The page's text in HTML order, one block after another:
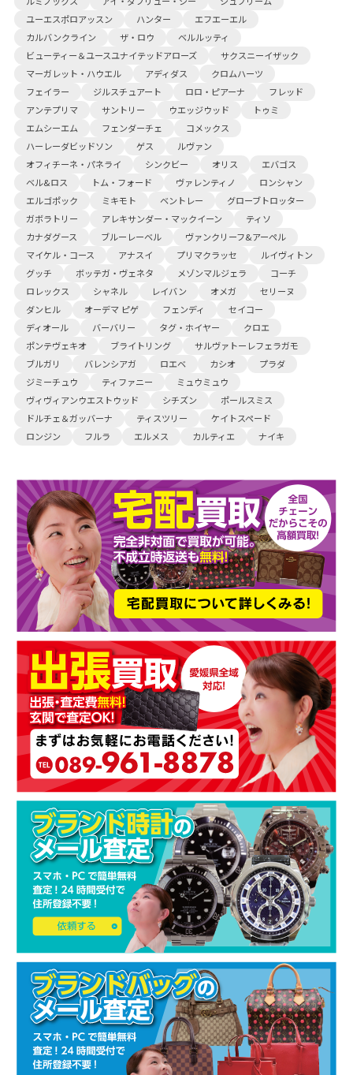
ユーエスポロアッスン
ハンター
エフエーエル
カルバンクライン
ザ・ロウ
ベルルッティ
ビューティー＆ユースユナイテッドアローズ
サクスニーイザック
マーガレット・ハウエル
アディダス
クロムハーツ
フェイラー
ジルスチュアート ロロ・ピアーナ
フレッド
アンテプリマ
サントリー ウエッジウッド
トゥミ
エムシーエム
フェンダーチェ
コメックス
ハーレーダビッドソン
ゲス
ルヴァン
オフィチーネ・パネライ
シンクビー オリス
エバゴス
ベル&ロス
トム・フォード ヴァレンティノ
ロンシャン
エルゴポック
ミキモト ベントレー
グローブトロッター
ガボラトリー
アレキサンダー・マックイーン
ティソ
カナダグース
ブルーレーベル
ヴァンクリーフ&アーペル
マイケル・コース
アナスイ プリマクラッセ
ルイヴィトン
グッチ
ボッテガ・ヴェネタ メゾンマルジェラ
コーチ
ロレックス
シャネル レイバン オメガ
セリーヌ
ダンヒル
オーデマ ピゲ フェンディ
セイコー
ディオール
バーバリー タグ・ホイヤー
クロエ
ポンテヴェキオ
ブライトリング
サルヴァトーレフェラガモ
ブルガリ
バレンシアガ ロエベ カシオ
プラダ
ジミーチュウ
ティファニー
ミュウミュウ
ヴィヴィアンウエストウッド
シチズン
ポールスミス
ドルチェ＆ガッバーナ
ティスツリー
ケイトスペード
ロンジン
フルラ エルメス カルティエ ナイキ